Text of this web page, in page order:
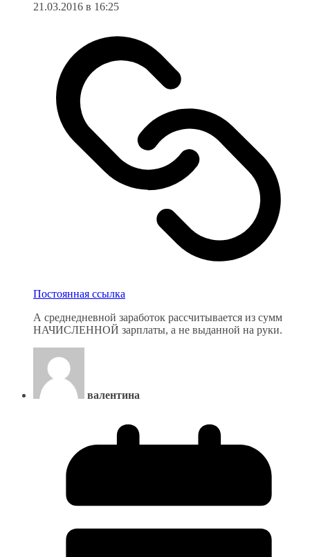
21.03.2016 в 16:25
Постоянная ссылка
А среднедневной заработок рассчитывается из сумм
НАЧИСЛЕННОЙ зарплаты, а не выданной на руки.
валентина